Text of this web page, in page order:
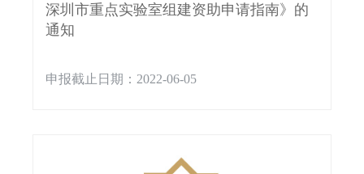
深圳市重点实验室组建资助申请指南》的
通知
申报截止日期：2022-06-05